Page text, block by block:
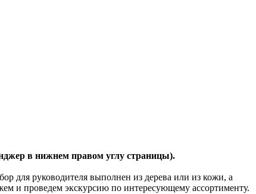
в нижнем правом углу страницы).
для руководителя выполнен из дерева или из кожи, а
и проведем экскурсию по интересующему ассортименту.